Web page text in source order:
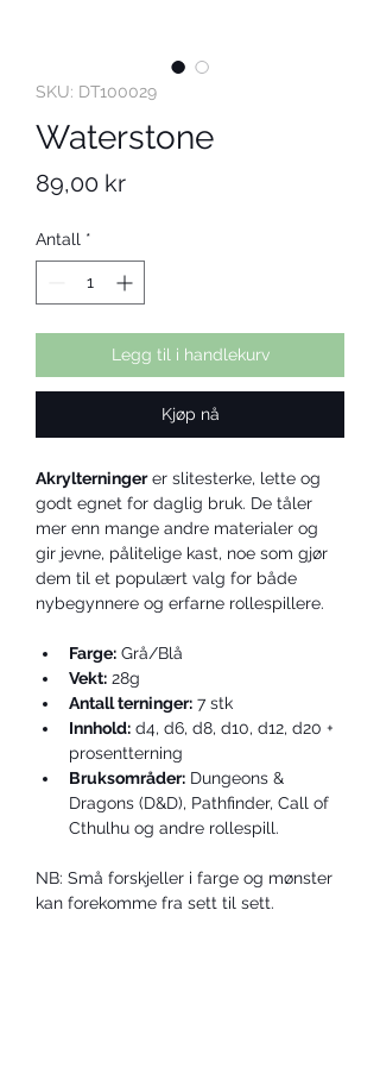
SKU: DT100029
Waterstone
89,00 krPris
Antall *
Legg til i handlekurv
Kjøp nå
Akrylterninger er slitesterke, lette og
godt egnet for daglig bruk. De tåler
mer enn mange andre materialer og
gir jevne, pålitelige kast, noe som gjør
dem til et populært valg for både
nybegynnere og erfarne rollespillere.
Farge: Grå/Blå
Vekt: 28g
Antall terninger: 7 stk
Innhold: d4, d6, d8, d10, d12, d20 +
prosentterning
Bruksområder: Dungeons &
Dragons (D&D), Pathfinder, Call of
Cthulhu og andre rollespill.
NB: Små forskjeller i farge og mønster
kan forekomme fra sett til sett.